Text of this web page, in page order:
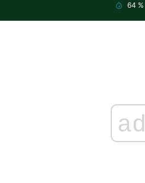
64 %
ad